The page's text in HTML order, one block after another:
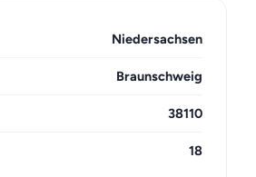
Niedersachsen
Braunschweig
38110
18